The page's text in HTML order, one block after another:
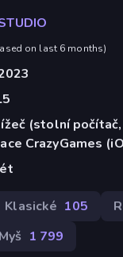
on last 6 months)
(stolní
CrazyGames
Klasické 105
Myš 1 799